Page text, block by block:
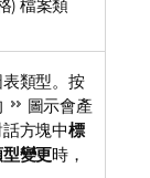
) 檔案類
類型。按
圖示會產
方塊中標
變更時，